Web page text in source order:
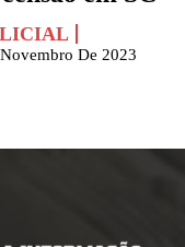
De 2023